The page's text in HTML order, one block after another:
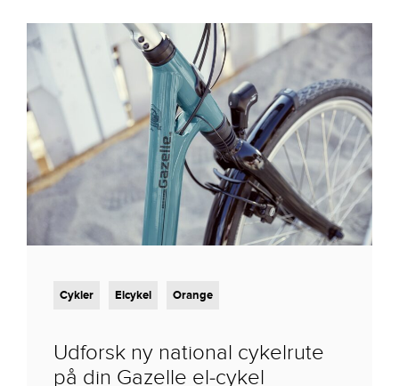
Cykler Elcykel Orange
Udforsk ny national cykelrute
på din Gazelle el-cykel